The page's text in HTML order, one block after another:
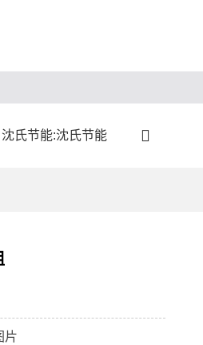
沈氏节能:沈氏节能
片